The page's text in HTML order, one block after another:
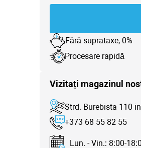
Fără suprataxe, 0%
Procesare rapidă
Vizitați magazinul
Strd. Burebista 110
+373 68 55 82 55
Lun. - Vin.: 8:00-